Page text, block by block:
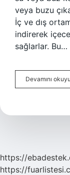
veya buzu
İç ve dış
indirerek
sağlarlar. Bu…
Devamını
https://
https://